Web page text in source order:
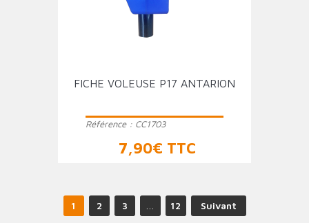
FICHE VOLEUSE P17 ANTARION
Référence : CC1703
Prix
7,90€ TTC
1 2 3 12 Suivant